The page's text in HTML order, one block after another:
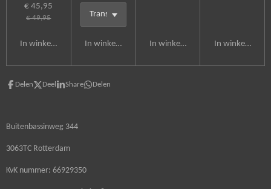
€ 45,95
€ 49,95
In winkelwagen In winkelwagen In winkelwagen In winkelwagen
Delen Deel Share Delen
Buitenbassinweg 344
3063TC Rotterdam
KvK nummer: 66929350